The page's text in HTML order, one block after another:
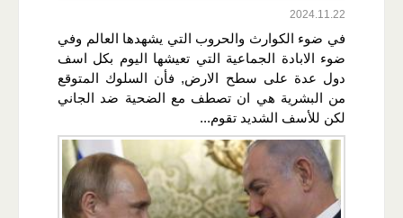
2024.11.22
في ضوء الكوارث والحروب التي يشهدها العالم وفي
ضوء الابادة الجماعية التي تعيشها اليوم بكل اسف
دول عدة على سطح الارض, فأن السلوك المتوقع
من البشرية هي ان تصطف مع الضحية ضد الجاني
لكن للأسف الشديد تقوم...